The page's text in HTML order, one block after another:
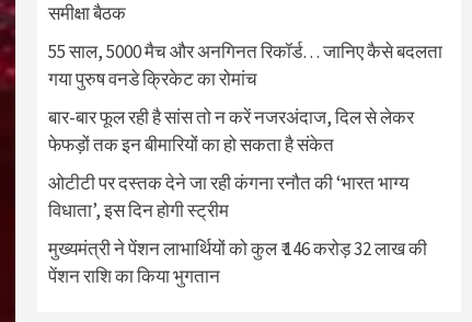
समीक्षा बैठक
55 साल, 5000 मैच और अनगिनत रिकॉर्ड… जानिए कैसे बदलता
गया पुरुष वनडे क्रिकेट का रोमांच
बार-बार फूल रही है सांस तो न करें नजरअंदाज, दिल से लेकर
फेफड़ों तक इन बीमारियों का हो सकता है संकेत
ओटीटी पर दस्तक देने जा रही कंगना रनौत की ‘भारत भाग्य
विधाता’, इस दिन होगी स्ट्रीम
मुख्यमंत्री ने पेंशन लाभार्थियों को कुल ₹ 146 करोड़ 32 लाख की
पेंशन राशि का किया भुगतान